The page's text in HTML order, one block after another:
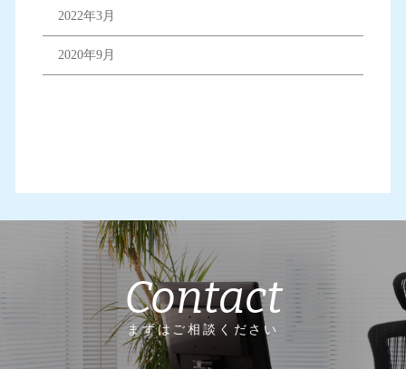
2022年3月
2020年9月
Contact
まずはご相談ください